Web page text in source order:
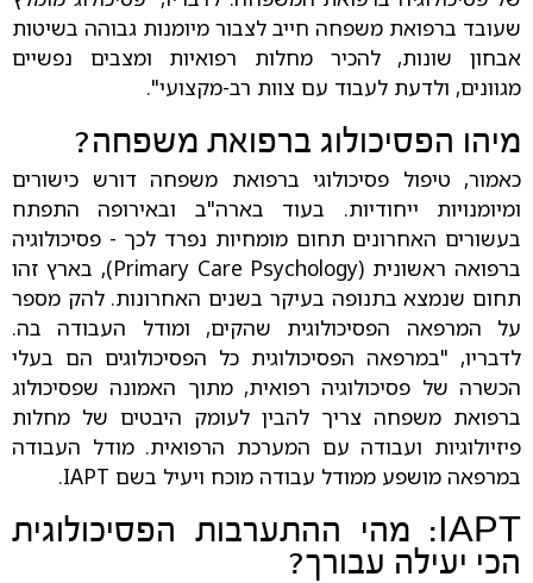
שעובד ברפואת משפחה חייב לצבור מיומנות גבוהה בשיטות
אבחון שונות, להכיר מחלות רפואיות ומצבים נפשיים
מגוונים, ולדעת לעבוד עם צוות רב-מקצועי".
מיהו הפסיכולוג ברפואת משפחה?
כאמור, טיפול פסיכולוגי ברפואת משפחה דורש כישורים
ומיומנויות ייחודיות. בעוד בארה"ב ובאירופה התפתח
בעשורים האחרונים תחום מומחיות נפרד לכך - פסיכולוגיה
ברפואה ראשונית (Primary Care Psychology), בארץ זהו
תחום שנמצא בתנופה בעיקר בשנים האחרונות. להק מספר
על המרפאה הפסיכולוגית שהקים, ומודל העבודה בה.
לדבריו, "במרפאה הפסיכולוגית כל הפסיכולוגים הם בעלי
הכשרה של פסיכולוגיה רפואית, מתוך האמונה שפסיכולוג
ברפואת משפחה צריך להבין לעומק היבטים של מחלות
פיזיולוגיות ועבודה עם המערכת הרפואית. מודל העבודה
במרפאה מושפע ממודל עבודה מוכח ויעיל בשם IAPT.
IAPT: מהי ההתערבות הפסיכולוגית
הכי יעילה עבורך?